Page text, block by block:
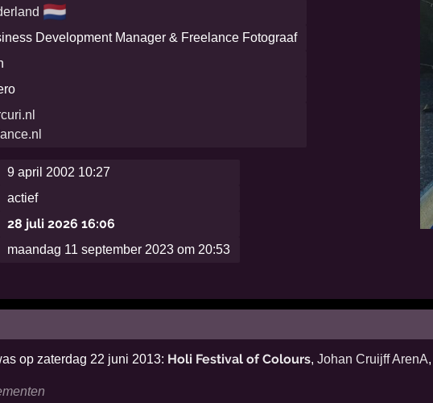
🇳🇱
Development Manager & Freelance Fotograaf
9 april 2002 10:27
actief
28 juli 2026 16:06
maandag 11 september 2023 om 20:53
op zaterdag 22 juni 2013: Holi Festival of Colours, Johan Cruijff ArenA,